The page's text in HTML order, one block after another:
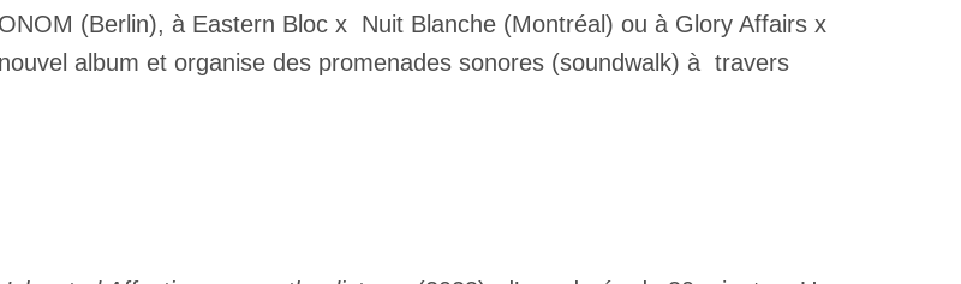
(Berlin), à Eastern Bloc x Nuit Blanche (Montréal) ou à Glory Affairs x
album et organise des promenades sonores (soundwalk) à travers